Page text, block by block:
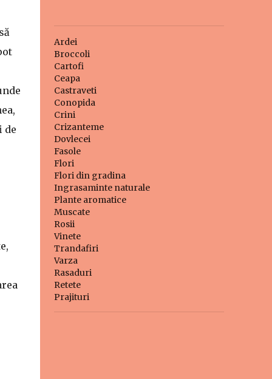
de
Ardei
Broccoli
Cartofi
Ceapa
Castraveti
Conopida
Crini
Crizanteme
Dovlecei
Fasole
Flori
Flori din gradina
Ingrasaminte naturale
Plante aromatice
Muscate
Rosii
Vinete
Trandafiri
Varza
Rasaduri
Retete
Prajituri